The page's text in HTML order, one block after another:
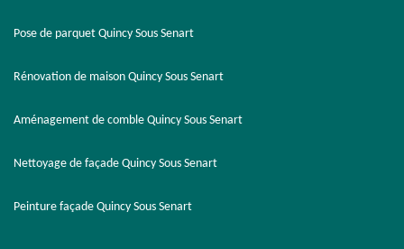
Pose de parquet Quincy Sous Senart
Rénovation de maison Quincy Sous Senart
Aménagement de comble Quincy Sous Senart
Nettoyage de façade Quincy Sous Senart
Peinture façade Quincy Sous Senart